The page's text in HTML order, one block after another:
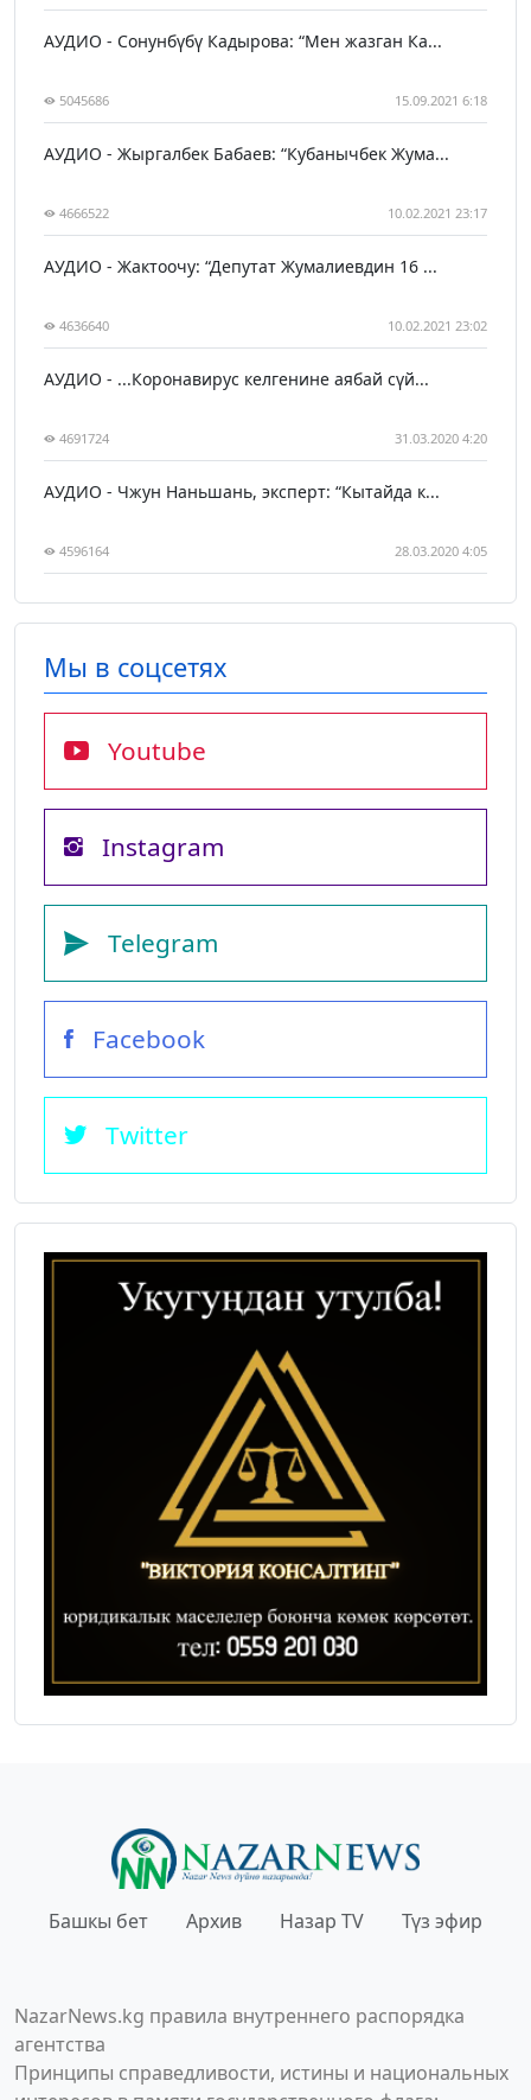
АУДИО - Сонунбүбү Кадырова: “Мен жазган Ка...
5045686 15.09.2021 6:18
АУДИО - Жыргалбек Бабаев: “Кубанычбек Жума...
4666522 10.02.2021 23:17
АУДИО - Жактоочу: “Депутат Жумалиевдин 16 ...
4636640 10.02.2021 23:02
АУДИО - ...Коронавирус келгенине аябай сүй...
4691724 31.03.2020 4:20
АУДИО - Чжун Наньшань, эксперт: “Кытайда к...
4596164 28.03.2020 4:05
Мы в соцсетях
Youtube
Instagram
Telegram
Facebook
Twitter
Башкы бет Архив Назар TV Түз эфир
NazarNews.kg правила внутреннего распорядка
агентства
Принципы справедливости, истины и национальных